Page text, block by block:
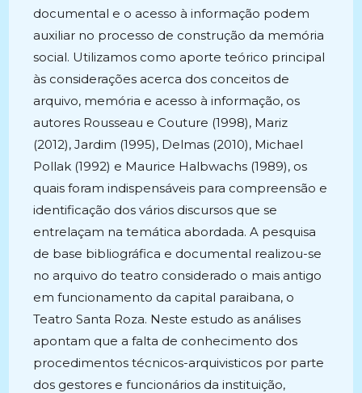
documental e o acesso à informação podem
auxiliar no processo de construção da memória
social. Utilizamos como aporte teórico principal
às considerações acerca dos conceitos de
arquivo, memória e acesso à informação, os
autores Rousseau e Couture (1998), Mariz
(2012), Jardim (1995), Delmas (2010), Michael
Pollak (1992) e Maurice Halbwachs (1989), os
quais foram indispensáveis para compreensão e
identificação dos vários discursos que se
entrelaçam na temática abordada. A pesquisa
de base bibliográfica e documental realizou-se
no arquivo do teatro considerado o mais antigo
em funcionamento da capital paraibana, o
Teatro Santa Roza. Neste estudo as análises
apontam que a falta de conhecimento dos
procedimentos técnicos-arquivisticos por parte
dos gestores e funcionários da instituição,